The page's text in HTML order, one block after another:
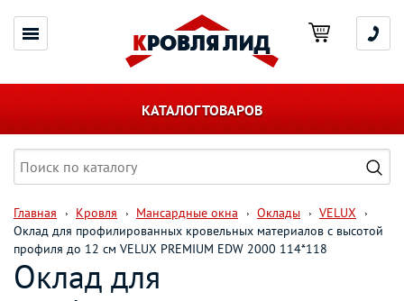
КАТАЛОГ ТОВАРОВ
Главная Кровля Мансардные окна Оклады
VELUX
Оклад для профилированных кровельных материалов с высотой
профиля до 12 см VELUX PREMIUM EDW 2000 114*118
Оклад для